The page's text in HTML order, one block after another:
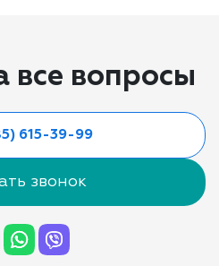
все вопросы
615-39-99
звонок